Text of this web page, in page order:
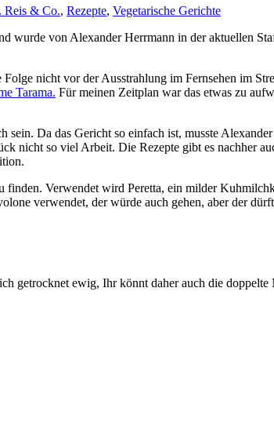
Reis & Co., Rezepte, Vegetarische Gerichte
wurde von Alexander Herrmann in der aktuellen
nicht vor der Ausstrahlung im Fernsehen im
Tarama. Für meinen Zeitplan war das etwas zu
sein. Da das Gericht so einfach ist, musste
nicht so viel Arbeit. Die Rezepte gibt es nachher
Verwendet wird Peretta, ein milder
verwendet, der würde auch gehen, aber der
getrocknet ewig, Ihr könnt daher auch die